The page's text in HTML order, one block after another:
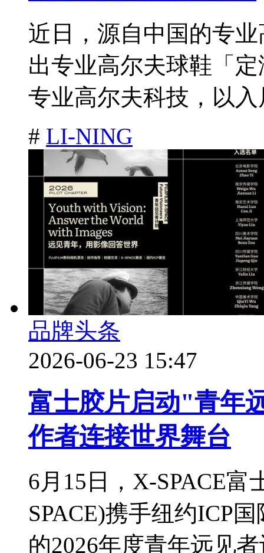
近日，源自中国的专
出专业高尔夫球鞋「
专业高尔夫科技，以入
# LI-NING
品牌头条
2026-06-23 15:47
富士胶片启动"青年
作者连接世界舞台
6月15日，X-SPACE
SPACE)携手纽约ICP
的2026年度青年远见